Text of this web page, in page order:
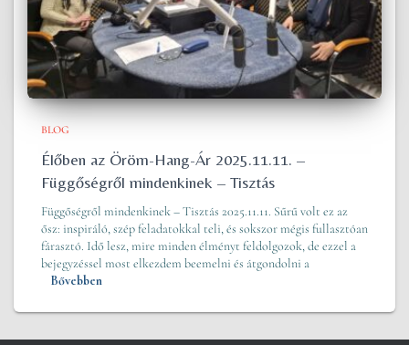
BLOG
Élőben az Öröm-Hang-Ár 2025.11.11. –
Függőségről mindenkinek – Tisztás
Függőségről mindenkinek – Tisztás 2025.11.11. Sűrű volt ez az
ősz: inspiráló, szép feladatokkal teli, és sokszor mégis fullasztóan
fárasztó. Idő lesz, mire minden élményt feldolgozok, de ezzel a
bejegyzéssel most elkezdem beemelni és átgondolni a
Bővebben